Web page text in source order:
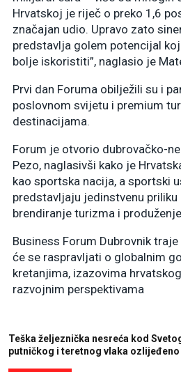
Hrvatskoj je riječ o preko 1,6
značajan udio. Upravo zato
predstavlja golem potencijal
bolje iskoristiti”, naglasio je
Prvi dan Foruma obilježili su i
poslovnom svijetu i premium
destinacijama.
Forum je otvorio dubrovačko-
Pezo, naglasivši kako je
kao sportska nacija, a sportski
predstavljaju jedinstvenu
brendiranje turizma i
Business Forum Dubrovnik traje
će se raspravljati o globalnim
kretanjima, izazovima
razvojnim perspektivama
Teška željeznička nesreća kod
putničkog i teretnog vlaka ozlijeđeno